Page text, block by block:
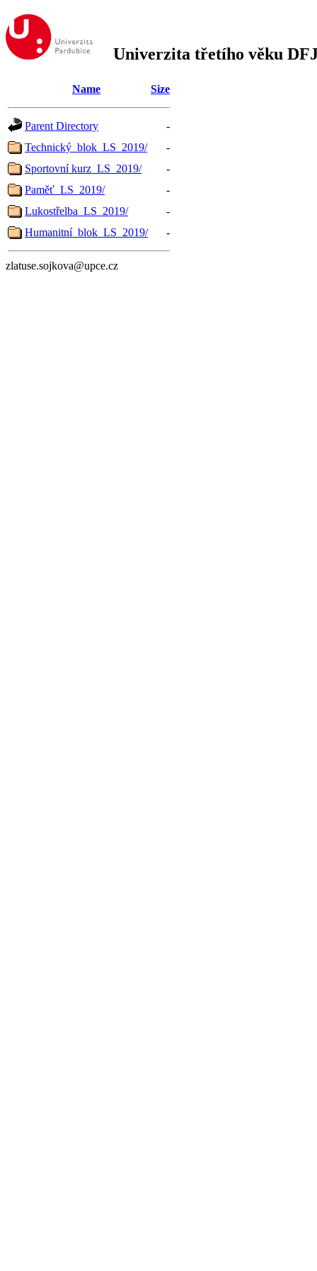
Univerzita třetího věku
Name Size
Parent Directory
-
Technický_blok_LS_2019/
-
Sportovní kurz_LS_2019/
-
Paměť_LS_2019/
-
Lukostřelba_LS_2019/
-
Humanitní_blok_LS_2019/
-
zlatuse.sojkova@upce.cz